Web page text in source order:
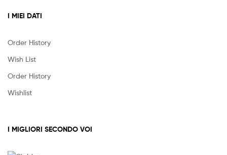
I MIEI DATI
Order History
Wish List
Order History
Wishlist
I MIGLIORI SECONDO VOI